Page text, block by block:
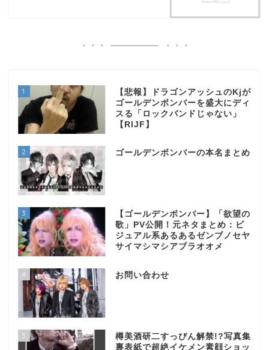
1
【悲報】ドラゴンアッシュのKjが
ゴールデンボンバーを盛大にディ
スる「ロックバンドじゃない」
【RIJF】
2 ゴールデンボンバーの本名まとめ
3
【ゴールデンボンバー】「欲望の
歌」PV公開！元ネタまとめ：ビ
ジュアル系あるあるゼンブノセヤ
サイマシマシアブラオオメ
4 お問い合わせ
5
樽美酒研二すっぴん解禁!?写真集
裏表紙で超絶イケメン素顔ショッ